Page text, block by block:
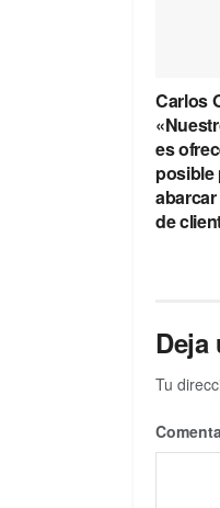
Carlos
es
posible
de
Deja
Tu